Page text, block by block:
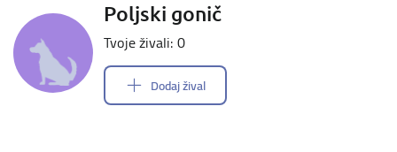
Poljski gonič
Tvoje živali: 0
Dodaj žival